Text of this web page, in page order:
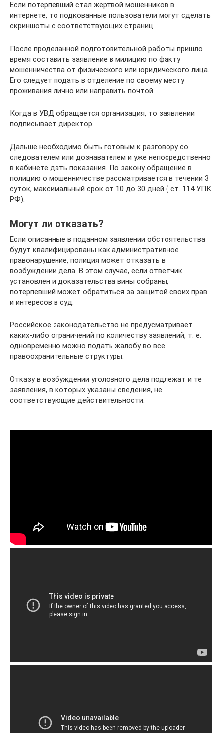
Если потерпевший стал жертвой мошенников в
интернете, то подкованные пользователи могут сделать
скриншоты с соответствующих страниц.
После проделанной подготовительной работы пришло
время составить заявление в милицию по факту
мошенничества от физического или юридического лица.
Его следует подать в отделение по своему месту
проживания лично или направить почтой.
Когда в УВД обращается организация, то заявлении
подписывает директор.
Дальше необходимо быть готовым к разговору со
следователем или дознавателем и уже непосредственно
в кабинете дать показания. По закону обращение в
полицию о мошенничестве рассматривается в течении 3
суток, максимальный срок от 10 до 30 дней ( ст. 114 УПК
РФ).
Могут ли отказать?
Если описанные в поданном заявлении обстоятельства
будут квалифицированы как административное
правонарушение, полиция может отказать в
возбуждении дела. В этом случае, если ответчик
установлен и доказательства вины собраны,
потерпевший может обратиться за защитой своих прав
и интересов в суд.
Российское законодательство не предусматривает
каких-либо ограничений по количеству заявлений, т. е.
одновременно можно подать жалобу во все
правоохранительные структуры.
Отказу в возбуждении уголовного дела подлежат и те
заявления, в которых указаны сведения, не
соответствующие действительности.